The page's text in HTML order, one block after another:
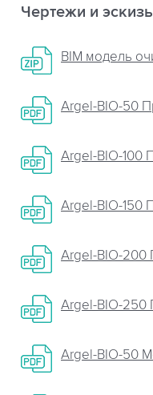
Чертежи и
BIM модель
Argel-BIO-50
Argel-BIO-100
Argel-BIO-150
Argel-BIO-200
Argel-BIO-250
Argel-BIO-50